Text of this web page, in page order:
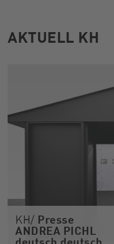
AKTUELL KH
KH/ Presse
ANDREA PICHL